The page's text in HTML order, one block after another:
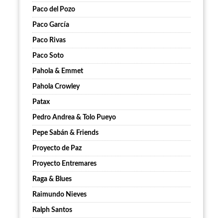
Paco del Pozo
Paco García
Paco Rivas
Paco Soto
Pahola & Emmet
Pahola Crowley
Patax
Pedro Andrea & Tolo Pueyo
Pepe Sabán & Friends
Proyecto de Paz
Proyecto Entremares
Raga & Blues
Raimundo Nieves
Ralph Santos